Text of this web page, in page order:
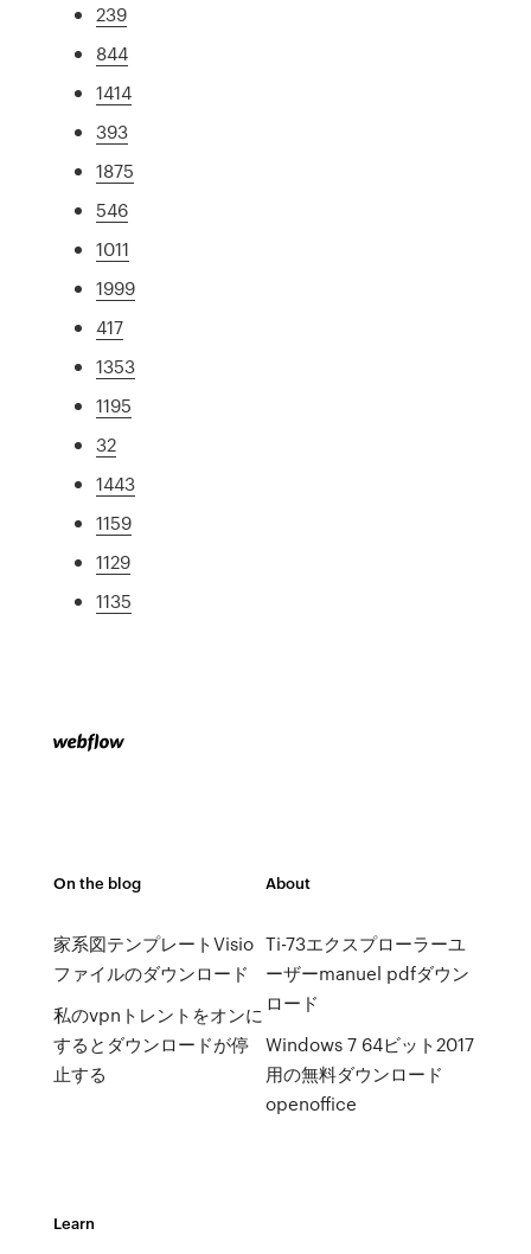
239
844
1414
393
1875
546
1011
1999
417
1353
1195
32
1443
1159
1129
1135
On the blog
家系図テンプレートVisio
ファイルのダウンロード
私のvpnトレントをオンに
するとダウンロードが停
止する
About
Ti-73エクスプローラーユ
ーザーmanuel pdfダウン
ロード
Windows 7 64ビット2017
用の無料ダウンロード
openoffice
Learn